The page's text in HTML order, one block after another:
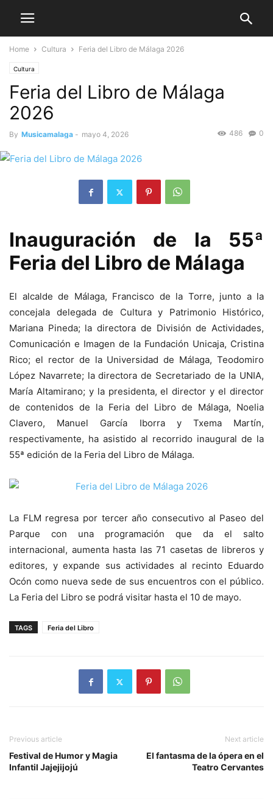
Home Cultura Feria del Libro de Málaga 2026
Cultura
Feria del Libro de Málaga
2026
By Musicamalaga - mayo 4, 2026 0
486
Inauguración de la 55ª
Feria del Libro de Málaga
El alcalde de Málaga, Francisco de la Torre, junto a la
concejala delegada de Cultura y Patrimonio Histórico,
Mariana Pineda; la directora de División de Actividades,
Comunicación e Imagen de la Fundación Unicaja, Cristina
Rico; el rector de la Universidad de Málaga, Teodomiro
López Navarrete; la directora de Secretariado de la UNIA,
María Altamirano; y la presidenta, el director y el director
de contenidos de la Feria del Libro de Málaga, Noelia
Clavero, Manuel García Iborra y Txema Martín,
respectivamente, ha asistido al recorrido inaugural de la
55ª edición de la Feria del Libro de Málaga.
La FLM regresa por tercer año consecutivo al Paseo del
Parque con una programación que da el salto
internacional, aumenta hasta las 71 casetas de libreros y
editores, y expande sus actividades al recinto Eduardo
Ocón como nueva sede de sus encuentros con el público.
La Feria del Libro se podrá visitar hasta el 10 de mayo.
TAGS Feria del Libro
Previous article
Festival de Humor y Magia
Infantil Jajejijojú
Next article
El fantasma de la ópera en el
Teatro Cervantes